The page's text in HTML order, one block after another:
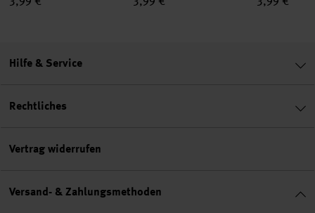
Hilfe & Service
Rechtliches
Vertrag widerrufen
Versand- & Zahlungsmethoden